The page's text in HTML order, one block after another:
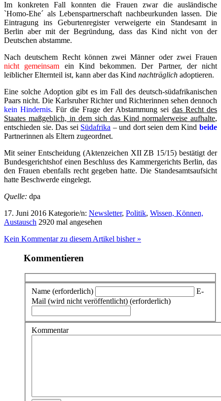
Im konkreten Fall konnten die Frauen zwar die ausländische
`Homo-Ehe´ als Lebenspartnerschaft nachbeurkunden lassen. Die
Eintragung ins Geburtenregister verweigerte ein Standesamt in
Berlin aber mit der Begründung, dass das Kind nicht von der
Deutschen abstamme.
Nach deutschem Recht können zwei Männer oder zwei Frauen
nicht gemeinsam ein Kind bekommen. Der Partner, der nicht
leiblicher Elternteil ist, kann aber das Kind nachträglich adoptieren.
Eine solche Adoption gibt es im Fall des deutsch-südafrikanischen
Paars nicht. Die Karlsruher Richter und Richterinnen sehen dennoch
kein Hindernis. Für die Frage der Abstammung sei das Recht des
Staates maßgeblich, in dem sich das Kind normalerweise aufhalte,
entschieden sie. Das sei Südafrika – und dort seien dem Kindbeide
Partnerinnen als Eltern zugeordnet.
Mit seiner Entscheidung (Aktenzeichen XII ZB 15/15) bestätigt der
Bundesgerichtshof einen Beschluss des Kammergerichts Berlin, das
den Frauen ebenfalls recht gegeben hatte. Die Standesamtsaufsicht
hatte Beschwerde eingelegt.
Quelle: dpa
17. Juni 2016 Kategorie/n: Newsletter, Politik, Wissen, Können,
Austausch 2920 mal angesehen
Kein Kommentar zu diesem Artikel bisher »
Kommentieren
Name (erforderlich)
E-
Mail (wird nicht veröffentlicht) (erforderlich)
Kommentar